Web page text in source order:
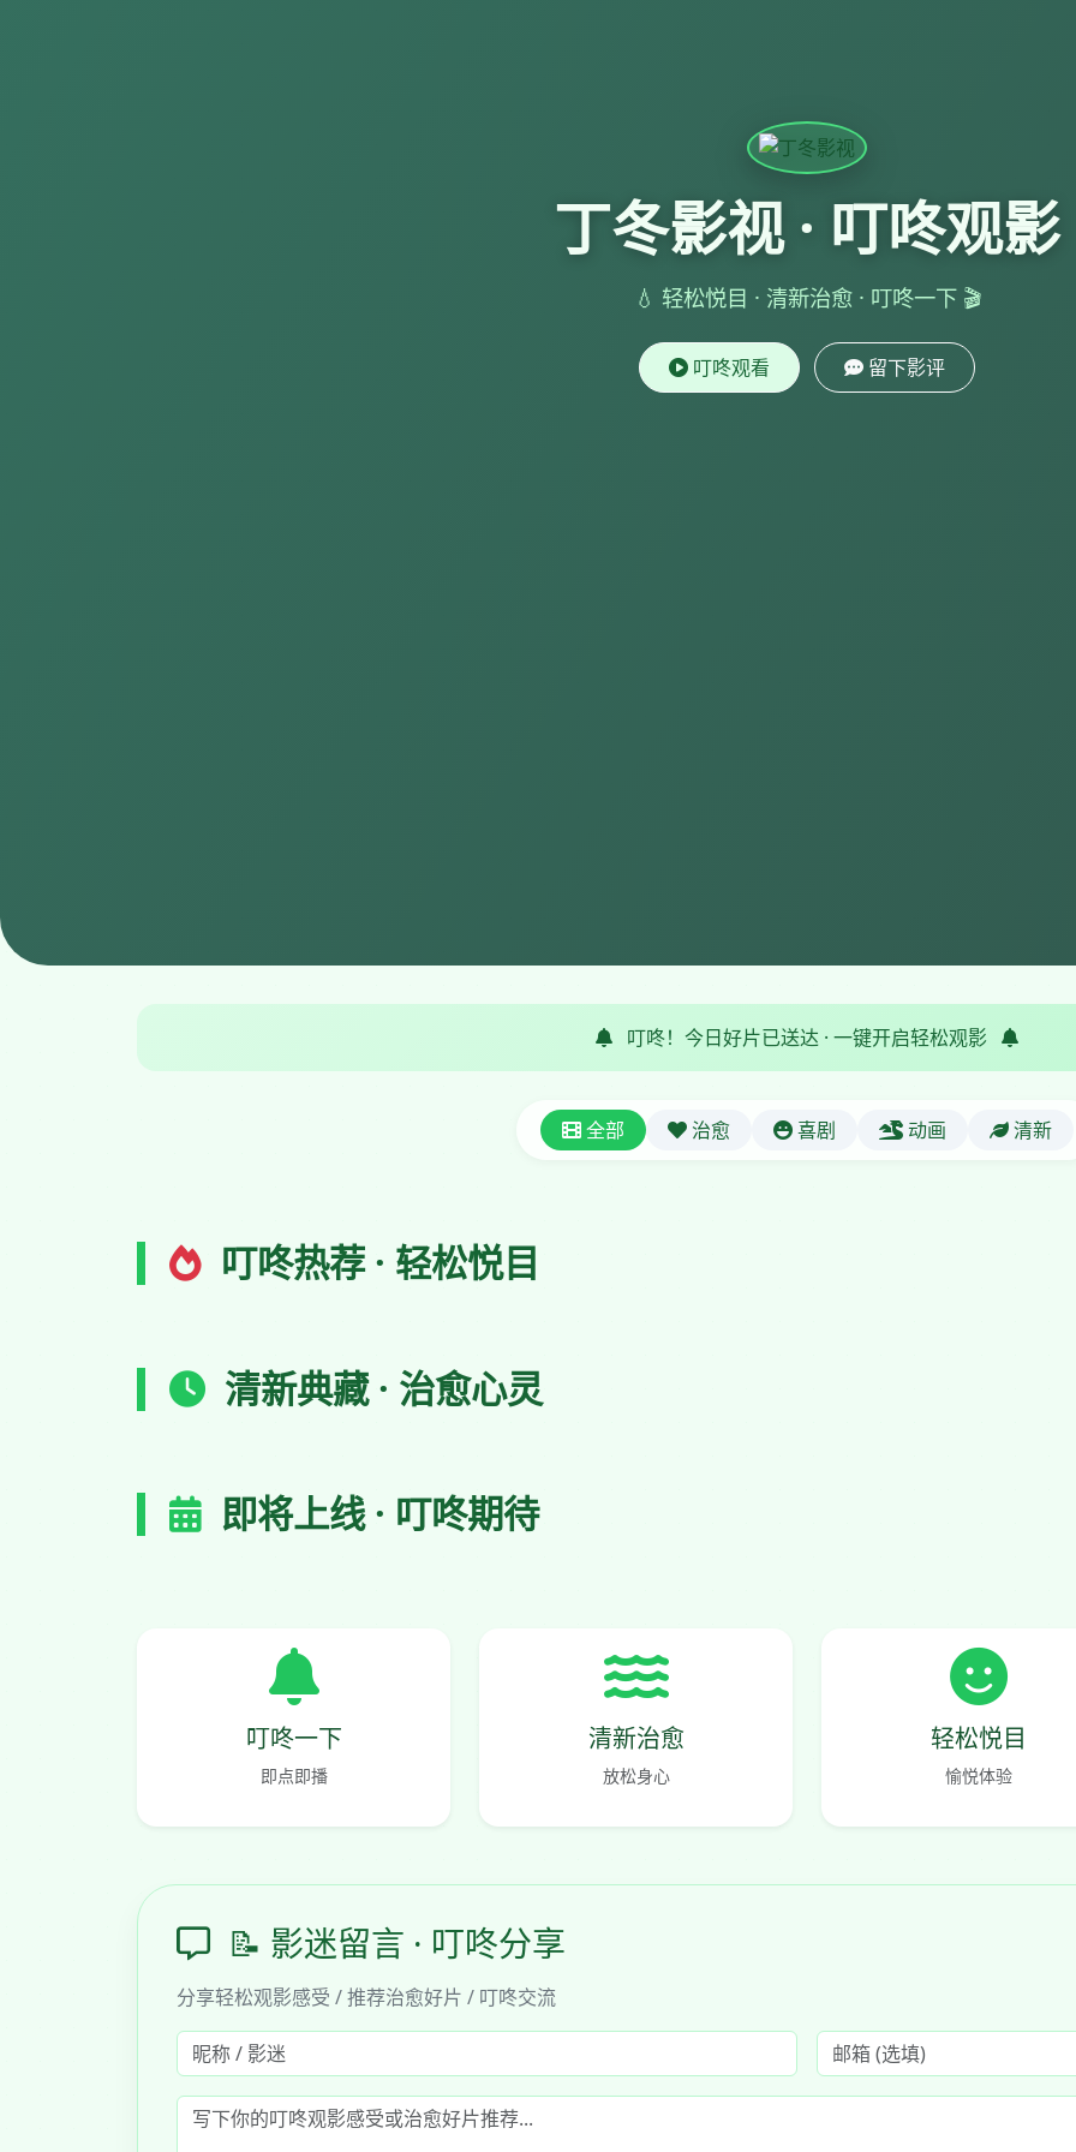
丁冬影视 · 叮咚观影
💧 轻松悦目 · 清新治愈 · 叮咚一下 🎬
叮咚观看 留下影评
叮咚！今日好片已送达 · 一键开启轻松观影
全部 治愈 喜剧 动画 清新
叮咚热荐 · 轻松悦目
清新典藏 · 治愈心灵
即将上线 · 叮咚期待
叮咚一下
即点即播
清新治愈
放松身心
轻松悦目
愉悦体验
📝 影迷留言 · 叮咚分享
分享轻松观影感受 / 推荐治愈好片 / 叮咚交流